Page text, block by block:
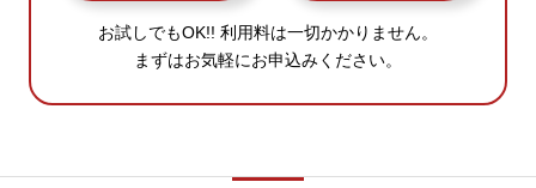
お試しでもOK!! 利用料は一切かかりません。
まずはお気軽にお申込みください。